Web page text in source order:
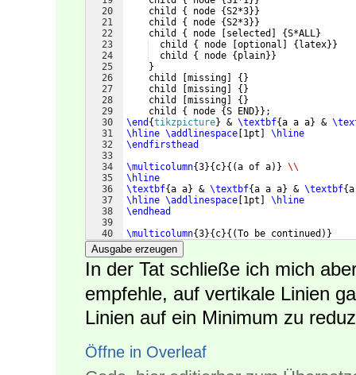
20
21
22
23
24
25
26
27
28
29
30
31
32
33
34
35
36
37
38
39
40
41
    child
{ node {S2*3}}
    child
{ node {S2*3}}
    child
{ node selected {S*ALL}
  child
{ node optional { latex}}
  child
{ node { plain}}
}
    child
missing { }
    child
missing { }
    child
missing { }
    child
{ node {S END}} ;
\end {tikzpicture} & \textbf{a a a} &
\hline \addlinespace 1pt
\hline
\endfirsthead
\multicolumn{3}{ c}{(a of a)} \\
\hline
\textbf{a a} & \textbf{a a a} & \textbf{
\hline \addlinespace 1pt
\hline
\endhead
\multicolumn{3}{ c}{(To be continued )}
\endfoot
Ausgabe erzeugen
In der Tat schließe ich mich
empfehle, auf vertikale Linien
Linien auf ein Minimum zu
Öffne in Overleaf